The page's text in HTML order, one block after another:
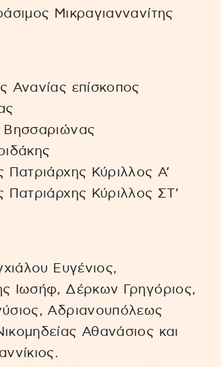
Μικραγιαννανίτης
Ανανίας επίσκοπος
Βησσαριώνας
Πατριάρχης Κύριλλος Α’
Πατριάρχης Κύριλλος ΣΤ’
Eυγένιος,
Ιωσήφ, Δέρκων Γρηγόριος,
Αδριανουπόλεως
Αθανάσιος και